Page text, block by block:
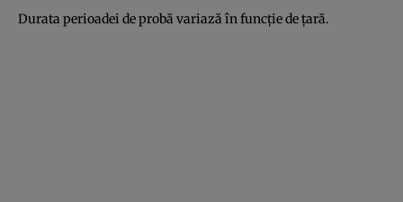
Durata perioadei de probă variază în funcție de țară.